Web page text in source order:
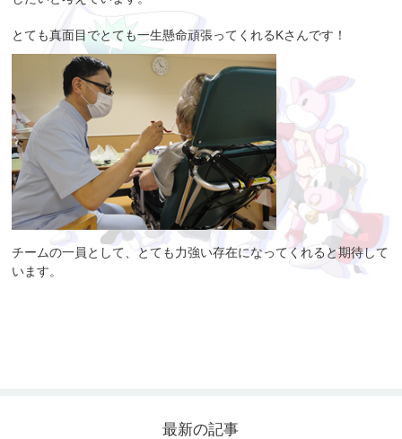
とても真面目でとても一生懸命頑張ってくれるKさんです！
チームの一員として、とても力強い存在になってくれると期待して
います。
最新の記事